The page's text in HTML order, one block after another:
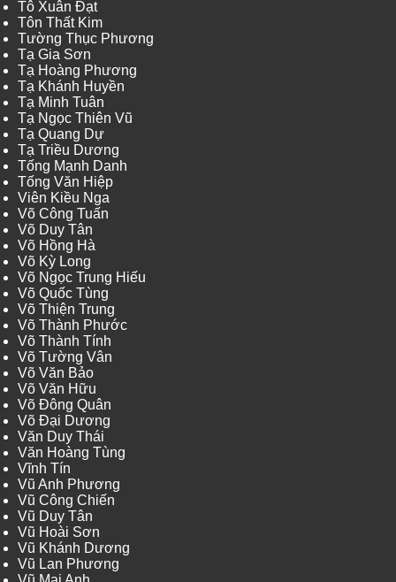
Tô Xuân Đạt
Tôn Thất Kim
Tường Thục Phương
Tạ Gia Sơn
Tạ Hoàng Phương
Tạ Khánh Huyền
Tạ Minh Tuân
Tạ Ngọc Thiên Vũ
Tạ Quang Dự
Tạ Triều Dương
Tống Mạnh Danh
Tống Văn Hiệp
Viên Kiều Nga
Võ Công Tuấn
Võ Duy Tân
Võ Hồng Hà
Võ Kỳ Long
Võ Ngọc Trung Hiếu
Võ Quốc Tùng
Võ Thiện Trung
Võ Thành Phước
Võ Thành Tính
Võ Tường Vân
Võ Văn Bảo
Võ Văn Hữu
Võ Đông Quân
Võ Đại Dương
Văn Duy Thái
Văn Hoàng Tùng
Vĩnh Tín
Vũ Anh Phương
Vũ Công Chiến
Vũ Duy Tân
Vũ Hoài Sơn
Vũ Khánh Dương
Vũ Lan Phương